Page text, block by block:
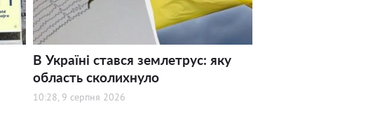
В Україні стався землетрус: яку
область сколихнуло
10:28, 9 серпня 2026